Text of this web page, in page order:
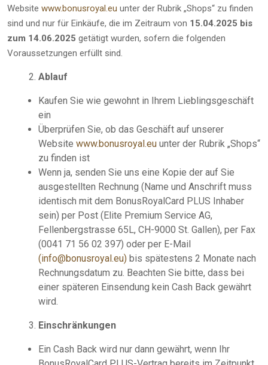
Website www.bonusroyal.eu unter der Rubrik „Shops“ zu finden
sind und nur für Einkäufe, die im Zeitraum von 15.04.2025 bis
zum 14.06.2025 getätigt wurden, sofern die folgenden
Voraussetzungen erfüllt sind.
Ablauf
Kaufen Sie wie gewohnt in Ihrem Lieblingsgeschäft
ein
Überprüfen Sie, ob das Geschäft auf unserer
Website www.bonusroyal.eu unter der Rubrik „Shops“
zu finden ist
Wenn ja, senden Sie uns eine Kopie der auf Sie
ausgestellten Rechnung (Name und Anschrift muss
identisch mit dem BonusRoyalCard PLUS Inhaber
sein) per Post (Elite Premium Service AG,
Fellenbergstrasse 65L, CH-9000 St. Gallen), per Fax
(0041 71 56 02 397) oder per E-Mail
(info@bonusroyal.eu) bis spätestens 2 Monate nach
Rechnungsdatum zu. Beachten Sie bitte, dass bei
einer späteren Einsendung kein Cash Back gewährt
wird.
Einschränkungen
Ein Cash Back wird nur dann gewährt, wenn Ihr